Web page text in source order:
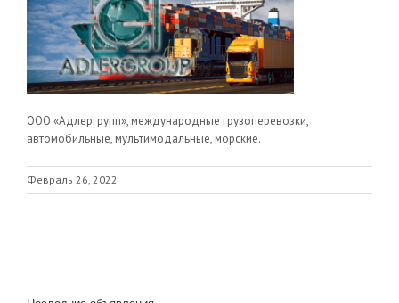
ООО «Адлергрупп», международные грузоперевозки,
автомобильные, мультимодальные, морские.
Февраль 26, 2022